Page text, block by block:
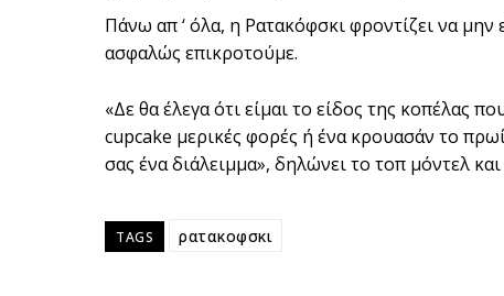
Πάνω απ ‘ όλα, η Ρατακόφσκι φροντίζει να
ασφαλώς επικροτούμε.
«Δε θα έλεγα ότι είμαι το είδος της κοπέλας
cupcake μερικές φορές ή ένα κρουασάν το
σας ένα διάλειμμα», δηλώνει το τοπ μόντελ
TAGS ρατακοφσκι